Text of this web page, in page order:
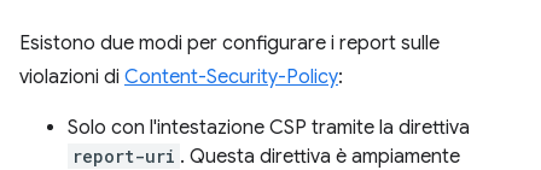
Esistono due modi per configurare i report sulle
violazioni di Content-Security-Policy:
Solo con l'intestazione CSP tramite la direttiva
report-uri . Questa direttiva è ampiamente